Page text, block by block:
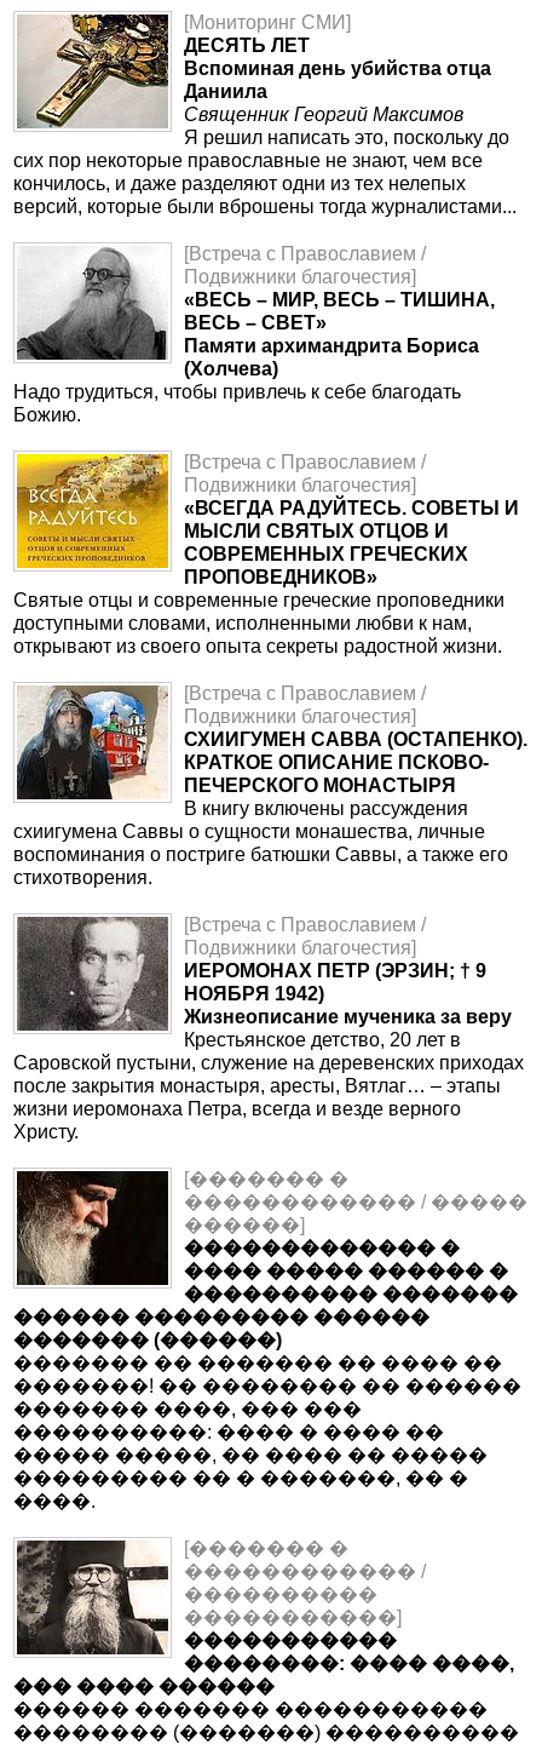
[Мониторинг СМИ]
ДЕСЯТЬ ЛЕТ
Вспоминая день убийства отца
Даниила
Священник Георгий Максимов
Я решил написать это, поскольку до
сих пор некоторые православные не знают, чем все
кончилось, и даже разделяют одни из тех нелепых
версий, которые были вброшены тогда журналистами...
[Встреча с Православием /
Подвижники благочестия]
«ВЕСЬ – МИР, ВЕСЬ – ТИШИНА,
ВЕСЬ – СВЕТ»
Памяти архимандрита Бориса
(Холчева)
Надо трудиться, чтобы привлечь к себе благодать
Божию.
[Встреча с Православием /
Подвижники благочестия]
«ВСЕГДА РАДУЙТЕСЬ. СОВЕТЫ И
МЫСЛИ СВЯТЫХ ОТЦОВ И
СОВРЕМЕННЫХ ГРЕЧЕСКИХ
ПРОПОВЕДНИКОВ»
Святые отцы и современные греческие проповедники
доступными словами, исполненными любви к нам,
открывают из своего опыта секреты радостной жизни.
[Встреча с Православием /
Подвижники благочестия]
СХИИГУМЕН САВВА (ОСТАПЕНКО).
КРАТКОЕ ОПИСАНИЕ ПСКОВО-
ПЕЧЕРСКОГО МОНАСТЫРЯ
В книгу включены рассуждения
схиигумена Саввы о сущности монашества, личные
воспоминания о постриге батюшки Саввы, а также его
стихотворения.
[Встреча с Православием /
Подвижники благочестия]
ИЕРОМОНАХ ПЕТР (ЭРЗИН; † 9
НОЯБРЯ 1942)
Жизнеописание мученика за веру
Крестьянское детство, 20 лет в
Саровской пустыни, служение на деревенских приходах
после закрытия монастыря, аресты, Вятлаг… – этапы
жизни иеромонаха Петра, всегда и везде верного
Христу.
[������� �
������������ / �����
������]
������������� �
���� ����� ������ �
���������� �������
������ ��������� ������
������� (������)
������� �� ������� �� ���� ��
�������! �� �������� �� ������
������� ����, ��� ���
����������: ���� � ���� ��
����� �����, �� ���� �� �����
��������� �� � �������, �� �
����.
[������� �
������������ /
����������
�����������]
�����������
��������: ���� ����,
��� ���� ������
������ ������� �����������
�������� (�������) ����������